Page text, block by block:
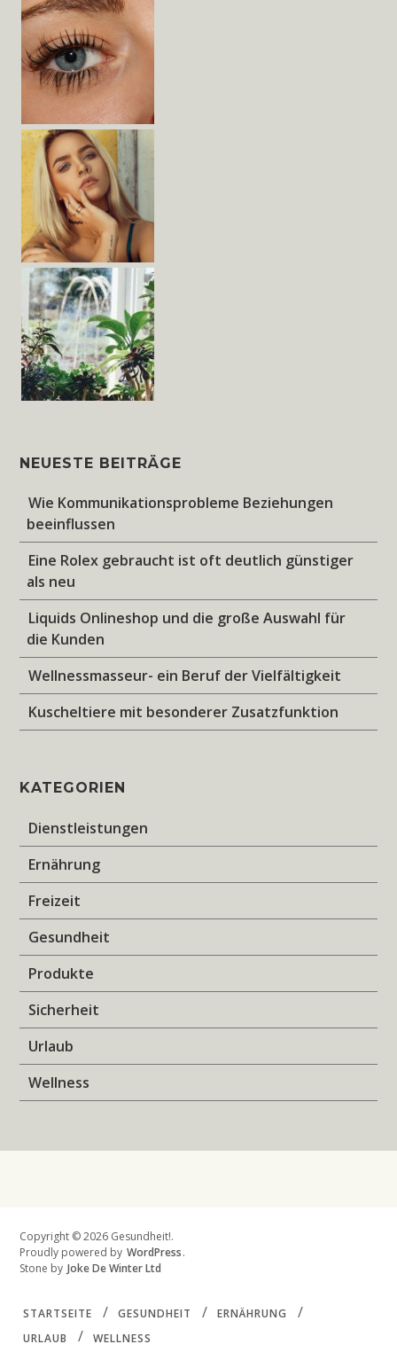
NEUESTE BEITRÄGE
Wie Kommunikationsprobleme Beziehungen
beeinflussen
Eine Rolex gebraucht ist oft deutlich günstiger
als neu
Liquids Onlineshop und die große Auswahl für
die Kunden
Wellnessmasseur- ein Beruf der Vielfältigkeit
Kuscheltiere mit besonderer Zusatzfunktion
KATEGORIEN
Dienstleistungen
Ernährung
Freizeit
Gesundheit
Produkte
Sicherheit
Urlaub
Wellness
Copyright © 2026 Gesundheit!.
Proudly powered by WordPress.
Stone by Joke De Winter Ltd
STARTSEITE GESUNDHEIT
ERNÄHRUNG
URLAUB
WELLNESS